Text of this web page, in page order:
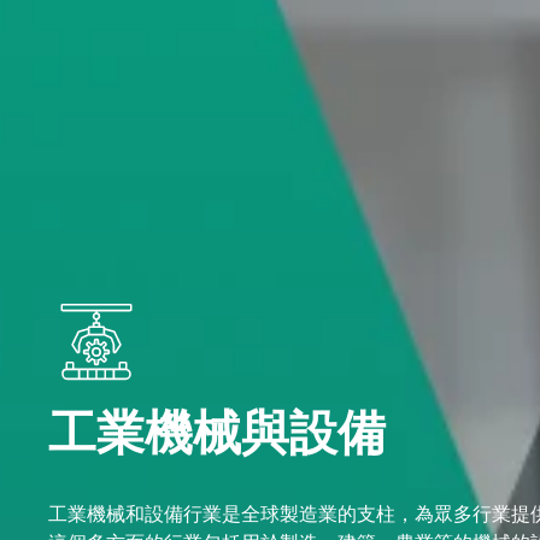
工業機械與設備
工業機械和設備行業是全球製造業的支柱，為眾多行業提